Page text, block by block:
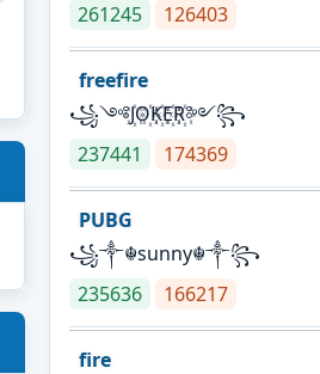
261245
126403
freefire
꧁༺J꙰O꙰K꙰E꙰R꙰༻꧂
237441
174369
PUBG
꧁༒☬sunny☬༒꧂
235636
166217
fire